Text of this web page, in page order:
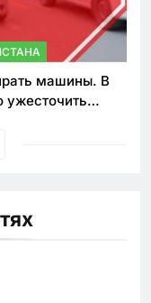
машины. В
ужесточить